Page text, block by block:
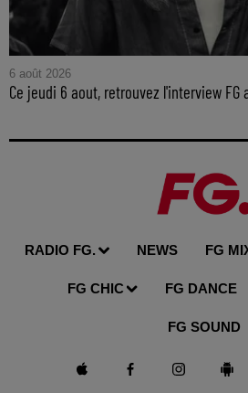
6 août 2026
Ce jeudi 6 aout, retrouvez l'interview FG
RADIO FG. NEWS FG
FG CHIC FG DANCE
FG SOUND